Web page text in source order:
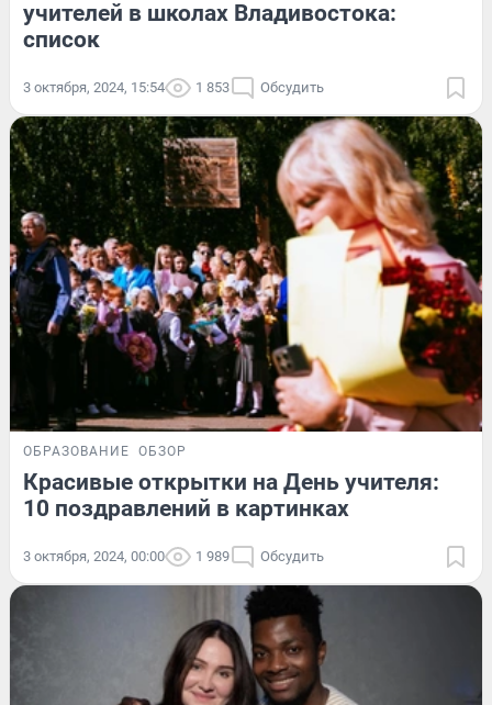
учителей в школах Владивостока:
список
3 октября, 2024, 15:54 1 853 Обсудить
ОБРАЗОВАНИЕ ОБЗОР
Красивые открытки на День учителя:
10 поздравлений в картинках
3 октября, 2024, 00:00 1 989 Обсудить